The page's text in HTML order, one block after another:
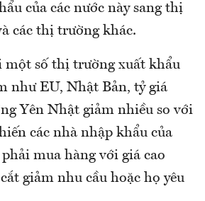
của các nước này sang thị
các thị trường khác.
một số thị trường xuất khẩu
như EU, Nhật Bản, tỷ giá
Yên Nhật giảm nhiều so với
các nhà nhập khẩu của
mua hàng với giá cao
giảm nhu cầu hoặc họ yêu